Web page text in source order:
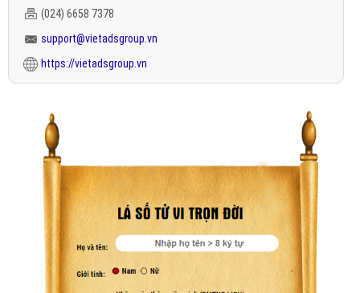
(024) 6658 7378
support@vietadsgroup.vn
https://vietadsgroup.vn